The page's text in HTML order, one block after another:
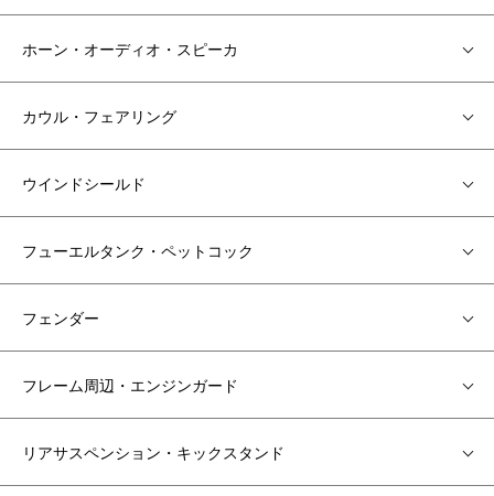
ホーン・オーディオ・スピーカ
カウル・フェアリング
ウインドシールド
フューエルタンク・ペットコック
フェンダー
フレーム周辺・エンジンガード
リアサスペンション・キックスタンド